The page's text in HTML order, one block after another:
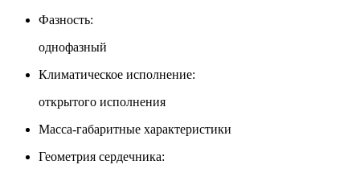
Фазность:
однофазный
Климатическое исполнение:
открытого исполнения
Масса-габаритные характеристики
Геометрия сердечника: